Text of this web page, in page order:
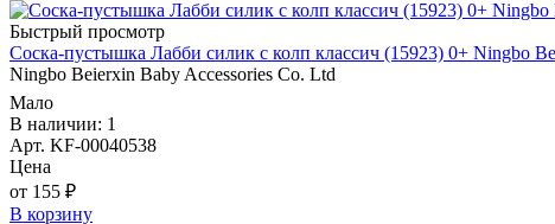
Быстрый просмотр
Соска-пустышка Лабби силик с колп классич (15923) 0+ Ningbo
Ningbo Beierxin Baby Accessories Co. Ltd
Мало
В наличии: 1
Арт. KF-00040538
Цена
от 155 ₽
В корзину